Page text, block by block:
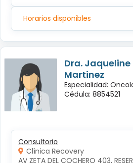
Horarios disponibles
Dra.
Martinez
Especialidad:
Cédula: 8854521
Consultorio
Clínica Recovery
AV ZETA DEL COCHERO 403,